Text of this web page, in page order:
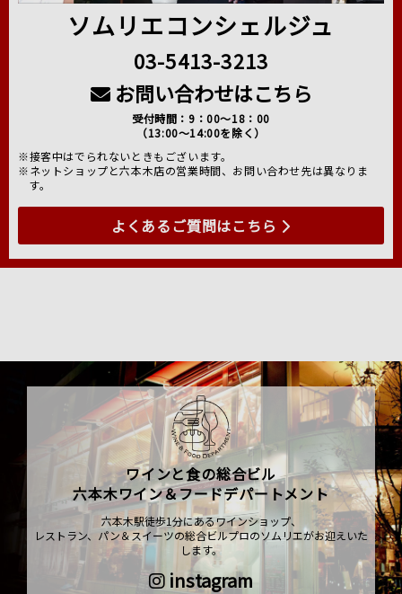
ソムリエコンシェルジュ
03-5413-3213
お問い合わせはこちら
受付時間：9：00～18：00
（13:00～14:00を除く）
※接客中はでられないときもございます。
※ネットショップと六本木店の営業時間、お問い合わせ先は異なりま
す。
よくあるご質問はこちら
ワインと食の総合ビル
六本木ワイン＆フードデパートメント
六本木駅徒歩1分にあるワインショップ、
レストラン、パン＆スイーツの総合ビルプロのソムリエがお迎えいた
します。
instagram